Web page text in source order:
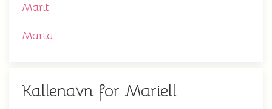
Marit
Marta
Kallenavn for Mariell